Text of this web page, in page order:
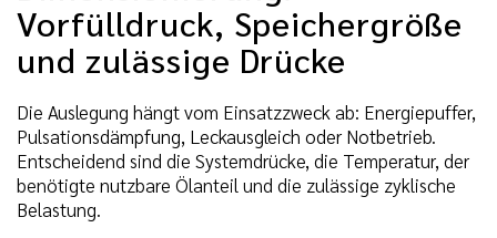
Vorfülldruck, Speichergröße
und zulässige Drücke
Die Auslegung hängt vom Einsatzzweck ab: Energiepuffer,
Pulsationsdämpfung, Leckausgleich oder Notbetrieb.
Entscheidend sind die Systemdrücke, die Temperatur, der
benötigte nutzbare Ölanteil und die zulässige zyklische
Belastung.